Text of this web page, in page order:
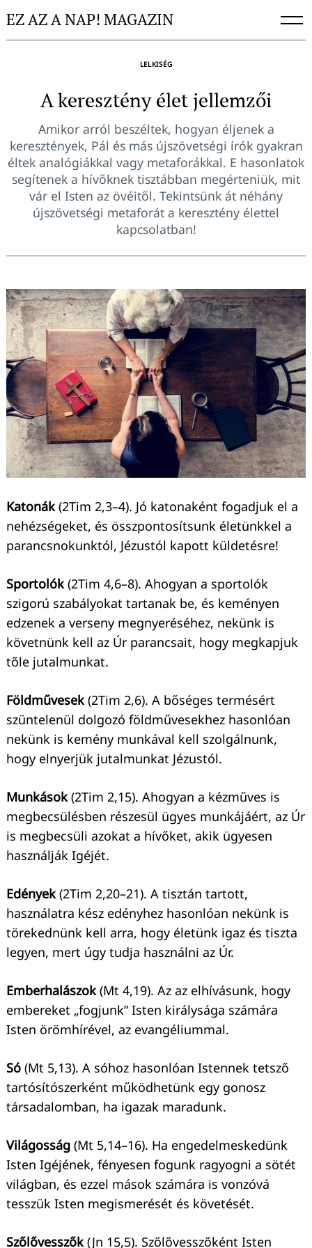
toEZ AZ A NAP! MAGAZIN
LELKISÉG
A keresztény élet jellemzői
Amikor arról beszéltek, hogyan éljenek a
keresztények, Pál és más újszövetségi írók gyakran
éltek analógiákkal vagy metaforákkal. E hasonlatok
segítenek a hívőknek tisztábban megérteniük, mit
vár el Isten az övéitől. Tekintsünk át néhány
újszövetségi metaforát a keresztény élettel
kapcsolatban!
Katonák(2Tim 2,3–4). Jó katonaként fogadjuk el a
nehézségeket, és összpontosítsunk életünkkel a
parancsnokunktól, Jézustól kapott küldetésre!
Sportolók(2Tim 4,6–8). Ahogyan a sportolók
szigorú szabályokat tartanak be, és keményen
edzenek a verseny megnyeréséhez, nekünk is
követnünk kell az Úr parancsait, hogy megkapjuk
tőle jutalmunkat.
Földművesek(2Tim 2,6). A bőséges termésért
szüntelenül dolgozó földművesekhez hasonlóan
nekünk is kemény munkával kell szolgálnunk,
hogy elnyerjük jutalmunkat Jézustól.
Munkások(2Tim 2,15). Ahogyan a kézműves is
megbecsülésben részesül ügyes munkájáért, az Úr
is megbecsüli azokat a hívőket, akik ügyesen
használják Igéjét.
Edények(2Tim 2,20–21). A tisztán tartott,
használatra kész edényhez hasonlóan nekünk is
törekednünk kell arra, hogy életünk igaz és tiszta
legyen, mert úgy tudja használni az Úr.
Emberhalászok(Mt 4,19). Az az elhívásunk, hogy
embereket „fogjunk” Isten királysága számára
Isten örömhírével, az evangéliummal.
Só (Mt 5,13). A sóhoz hasonlóan Istennek tetsző
tartósítószerként működhetünk egy gonosz
társadalomban, ha igazak maradunk.
Világosság (Mt 5,14–16). Ha engedelmeskedünk
Isten Igéjének, fényesen fogunk ragyogni a sötét
világban, és ezzel mások számára is vonzóvá
tesszük Isten megismerését és követését.
Szőlővesszők(Jn 15,5). Szőlővesszőként Isten